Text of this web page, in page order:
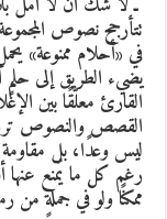
نصوص المجموعة
«أحلام ممنوعة» يحمل
الطريق إلى حلمٍ
معلّقًا بين
والنصوص تريد أن
وعدًا، بل مقاومة
كل ما يُمنع عنها أن
ولو في جملةٍ من رماد.